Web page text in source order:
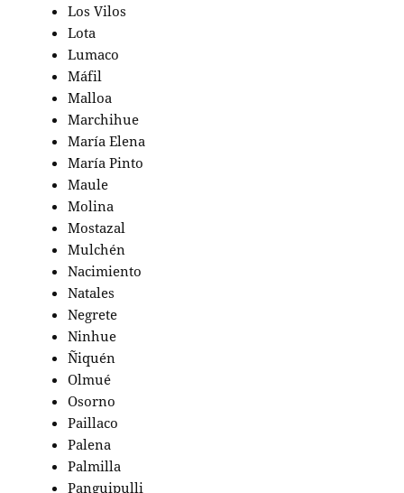
Los Vilos
Lota
Lumaco
Máfil
Malloa
Marchihue
María Elena
María Pinto
Maule
Molina
Mostazal
Mulchén
Nacimiento
Natales
Negrete
Ninhue
Ñiquén
Olmué
Osorno
Paillaco
Palena
Palmilla
Panguipulli